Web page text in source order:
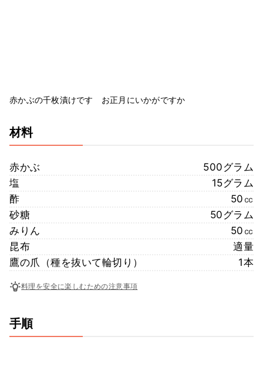
赤かぶの千枚漬けです お正月にいかがですか
材料
赤かぶ
500グラム
塩
15グラム
酢
50㏄
砂糖
50グラム
みりん
50㏄
昆布
適量
鷹の爪（種を抜いて輪切り）
1本
料理を安全に楽しむための注意事項
手順